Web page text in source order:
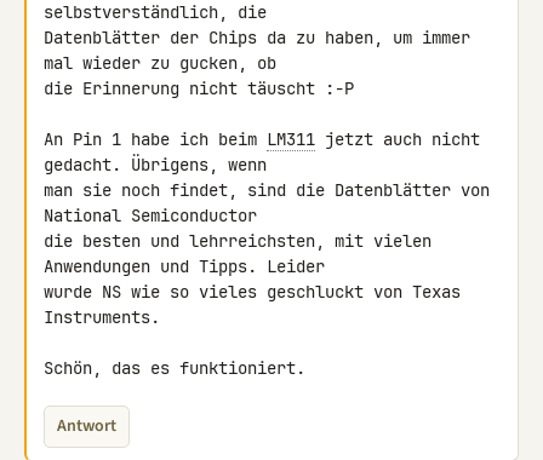
selbstverständlich, die
Datenblätter der Chips da zu haben, um immer
mal wieder zu gucken, ob
die Erinnerung nicht täuscht :-P
An Pin 1 habe ich beim LM311 jetzt auch nicht
gedacht. Übrigens, wenn
man sie noch findet, sind die Datenblätter von
National Semiconductor
die besten und lehrreichsten, mit vielen
Anwendungen und Tipps. Leider
wurde NS wie so vieles geschluckt von Texas
Instruments.
Schön, das es funktioniert.
Antwort